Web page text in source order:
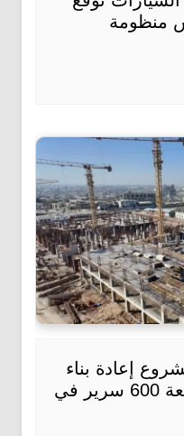
منظومة
إعادة بناء
مستشفى ابن سينا بسعة 600 سرير في